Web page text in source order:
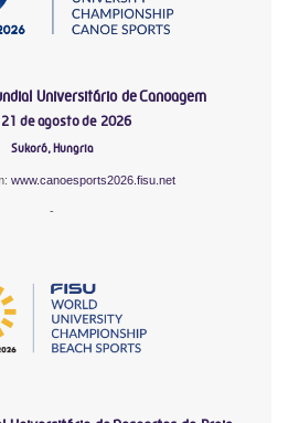
Universitário de Canoagem
21 de agosto de 2026
Sukoró, Hungria
www.canoesports2026.fisu.net
-